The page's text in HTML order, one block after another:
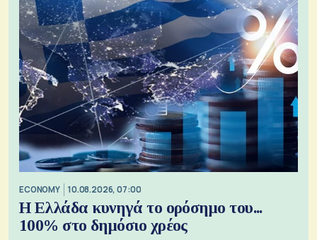
ECONOMY 10.08.2026, 07:00
Η Ελλάδα κυνηγά το ορόσημο του...
100% στο δημόσιο χρέος